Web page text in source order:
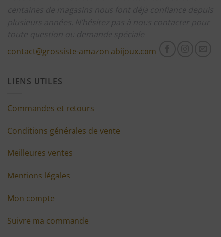
contact@grossiste-amazoniabijoux.com
LIENS UTILES
Commandes et retours
Conditions générales de vente
Meilleures ventes
Mentions légales
Mon compte
Suivre ma commande